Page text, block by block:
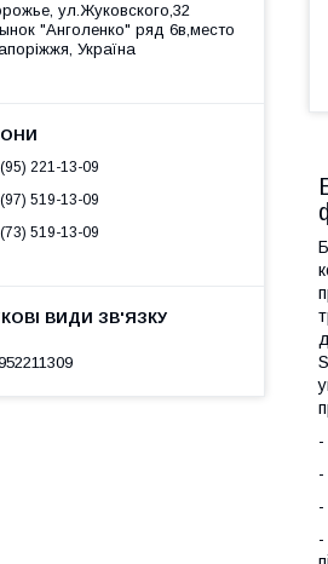
-
-
-
-
ул.Жуковского,32
"Анголенко" ряд 6в,место
Україна
221-13-09
519-13-09
519-13-09